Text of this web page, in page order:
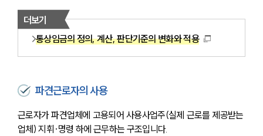
더보기
통상임금의 정의, 계산, 판단기준의 변화와 적용
파견근로자의 사용
근로자가 파견업체에 고용되어 사용사업주(실제 근로를 제공받는
업체) 지휘·명령 하에 근무하는 구조입니다.